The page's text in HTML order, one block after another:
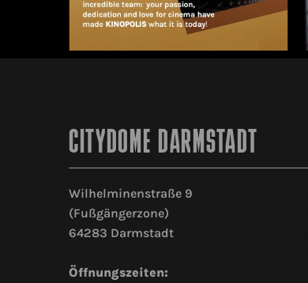
CITYDOME DARMSTADT
Wilhelminenstraße 9
(Fußgängerzone)
64283 Darmstadt
Öffnungszeiten: